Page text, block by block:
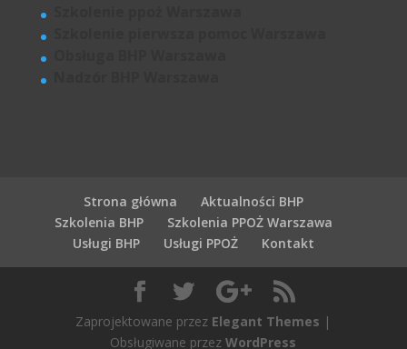
Strona główna
Aktualności BHP
Szkolenia BHP
Szkolenia PPOŻ Warszawa
Usługi BHP
Usługi PPOŻ Kontakt
Zaprojektowane przez Elegant Themes |
Obsługiwane przezWordPress